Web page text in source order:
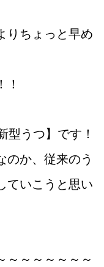
りちょっと早め
型うつ】です！
のか、従来のう
ていこうと思い
～～～～～～～